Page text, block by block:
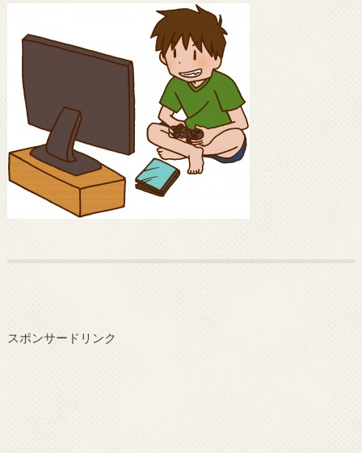
スポンサードリンク